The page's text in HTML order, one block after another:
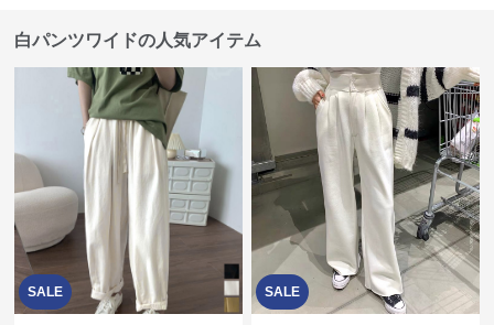
白パンツワイドの人気アイテム
SALE SALE